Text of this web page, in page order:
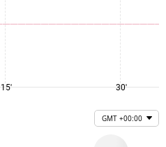
15' 30'
GMT +00:00